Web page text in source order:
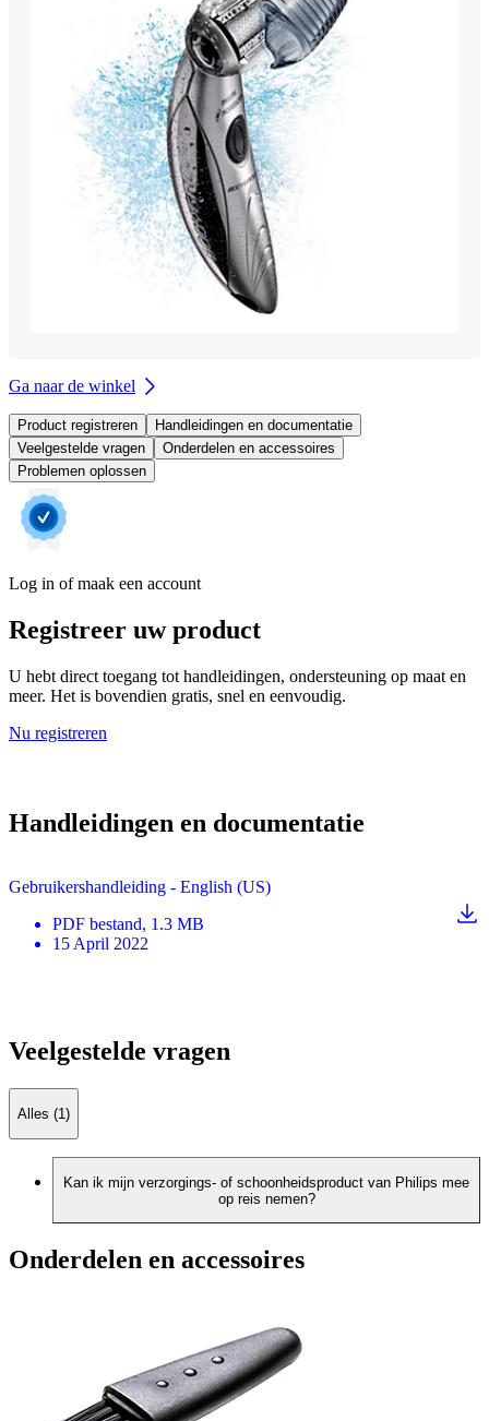
Ga naar de winkel
Product registreren
Handleidingen en documentatie
Veelgestelde vragen
Onderdelen en accessoires
Problemen oplossen
Log in of maak een account
Registreer uw product
U hebt direct toegang tot handleidingen, ondersteuning op maat en
meer. Het is bovendien gratis, snel en eenvoudig.
Nu registreren
Handleidingen en documentatie
Gebruikershandleiding - English (US)
PDF bestand, 1.3 MB
15 April 2022
Veelgestelde vragen
Alles (1)
Kan ik mijn verzorgings- of schoonheidsproduct van Philips mee
op reis nemen?
Onderdelen en accessoires